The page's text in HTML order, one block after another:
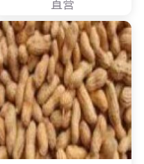
直营